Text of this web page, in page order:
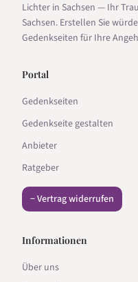
Lichter in Sachsen — Ihr
Sachsen. Erstellen Sie
Gedenkseiten für Ihre
Portal
Gedenkseiten
Gedenkseite gestalten
Anbieter
Ratgeber
− Vertrag widerrufen
Informationen
Über uns